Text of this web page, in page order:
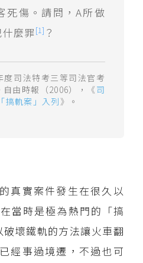
死傷。請問，A所做
麼罪[1] ？
度司法特考三等司法官考
由時報（2006），《 司
搞軌案」入列》。
真實案件發生在很久以
當時是極為熱門的「搞
破壞鐵軌的方法讓火車翻
經事過境遷，不過也可